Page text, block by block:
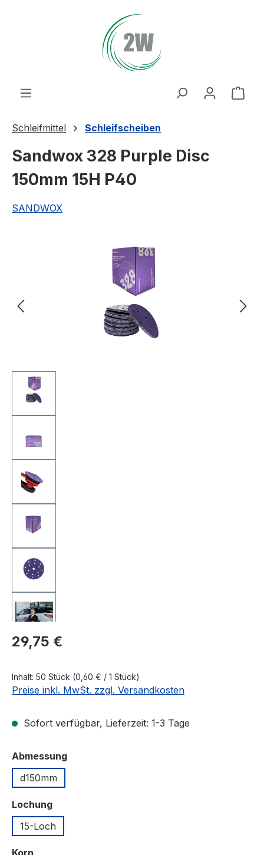
Schleifmittel Schleifscheiben
Sandwox 328 Purple Disc
150mm 15H P40
SANDWOX
Bildergalerie überspringen
Regulärer Preis:
29,75 €
Inhalt: 50 Stück (0,60 € / 1 Stück)
Preise inkl. MwSt. zzgl. Versandkosten
Sofort verfügbar, Lieferzeit: 1-3 Tage
Abmessungauswählen
d150mm
Lochungauswählen
15-Loch